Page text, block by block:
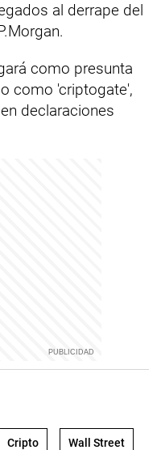
al derrape del
como presunta
como 'criptogate',
declaraciones
Cripto Wall Street